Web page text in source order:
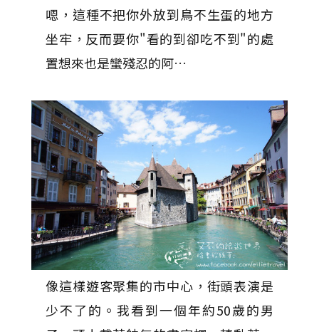
嗯，這種不把你外放到鳥不生蛋的地方
坐牢，反而要你"看的到卻吃不到"的處
置想來也是蠻殘忍的阿…
像這樣遊客聚集的市中心，街頭表演是
少不了的。我看到一個年約50歲的男